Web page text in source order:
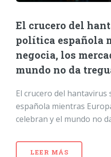
El crucero del
política española
negocia, los
mundo no da
El crucero del hantavirus
española mientras
celebran y el mundo no
LEER MÁS